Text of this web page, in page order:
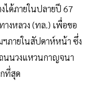
ได้ภายในปลายปี 67
งหลวง (ทล.) เพื่อขอ
ฯภายในสัปดาห์หน้า ซึ่ง
นนวงแหวนกาญจนา
ที่สุด